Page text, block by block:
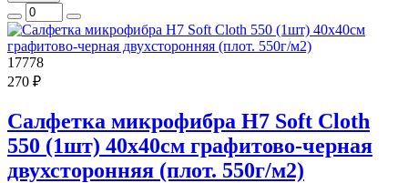
17778
270 ₽
Салфетка микрофибра H7 Soft Cloth
550 (1шт) 40x40см графитово-черная
двухсторонняя (плот. 550г/м2)